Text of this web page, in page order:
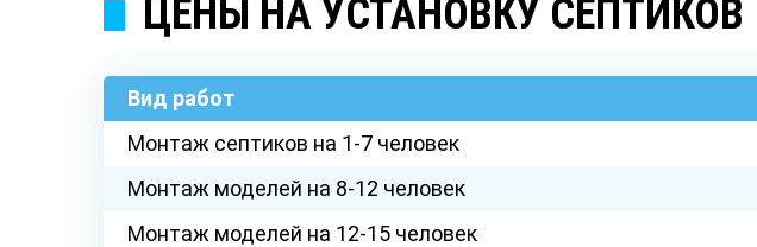
ЦЕНЫ НА УСТАНОВКУ СЕПТИКОВ
Вид работ
Монтаж септиков на 1-7 человек
Монтаж моделей на 8-12 человек
Монтаж моделей на 12-15 человек